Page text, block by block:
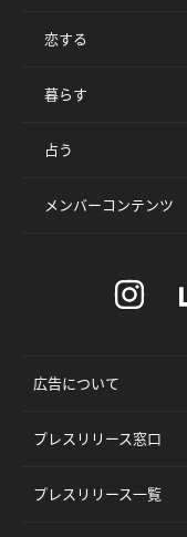
恋する
暮らす
占う
メンバーコンテンツ
広告について
プレスリリース窓口
プレスリリース一覧